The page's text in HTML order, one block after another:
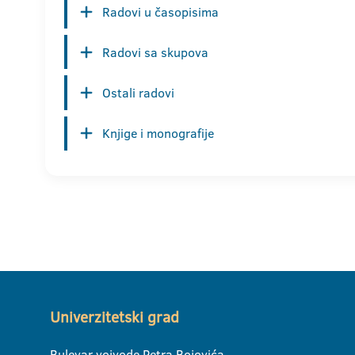
Radovi u časopisima
Radovi sa skupova
Ostali radovi
Knjige i monografije
Univerzitetski grad